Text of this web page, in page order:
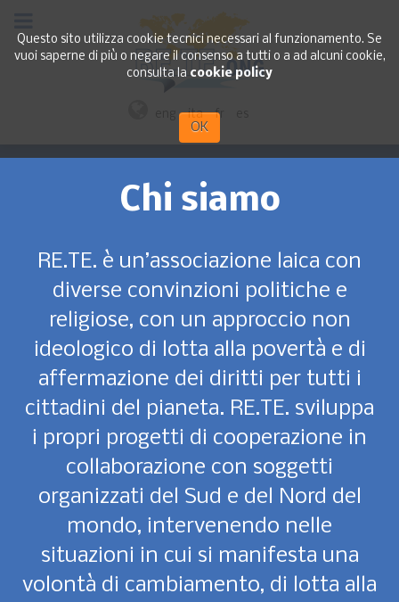
Questo sito utilizza cookie tecnici necessari al funzionamento. Se
vuoi saperne di più o negare il consenso a tutti o a ad alcuni cookie,
consulta la cookie policy
OK
ita fr
Chi siamo
RE.TE. è un’associazione laica con
diverse convinzioni politiche e
religiose, con un approccio non
ideologico di lotta alla povertà e di
affermazione dei diritti per tutti i
cittadini del pianeta. RE.TE. sviluppa
i propri progetti di cooperazione in
collaborazione con soggetti
organizzati del Sud e del Nord del
mondo, intervenendo nelle
situazioni in cui si manifesta una
volontà di cambiamento, di lotta alla